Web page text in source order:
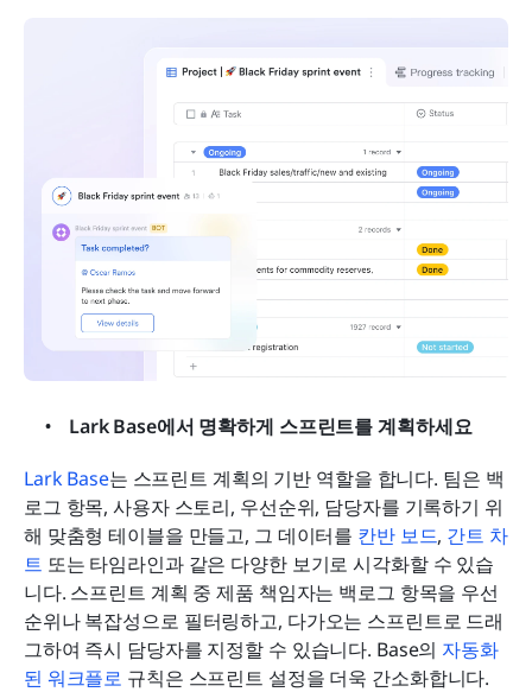
Lark Base에서 명확하게 스프린트를 계획하세요
Lark Base는 스프린트 계획의 기반 역할을 합니다. 팀은 백
로그 항목, 사용자 스토리, 우선순위, 담당자를 기록하기 위
해 맞춤형 테이블을 만들고, 그 데이터를 칸반 보드, 간트 차
트 또는 타임라인과 같은 다양한 보기로 시각화할 수 있습
니다. 스프린트 계획 중 제품 책임자는 백로그 항목을 우선
순위나 복잡성으로 필터링하고, 다가오는 스프린트로 드래
그하여 즉시 담당자를 지정할 수 있습니다. Base의 자동화
된 워크플로 규칙은 스프린트 설정을 더욱 간소화합니다.